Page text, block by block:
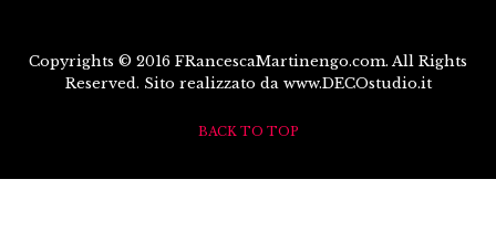
Copyrights © 2016 FRancescaMartinengo.com. All Rights
Reserved. Sito realizzato da www.DECOstudio.it
BACK TO TOP